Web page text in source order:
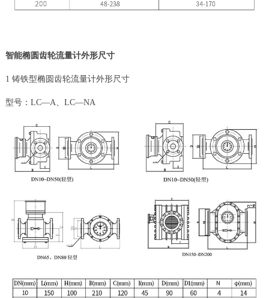
智能椭圆齿轮流量计外形尺寸
1 铸铁型椭圆齿轮流量计外形尺寸
型号：LC—A、LC—NA